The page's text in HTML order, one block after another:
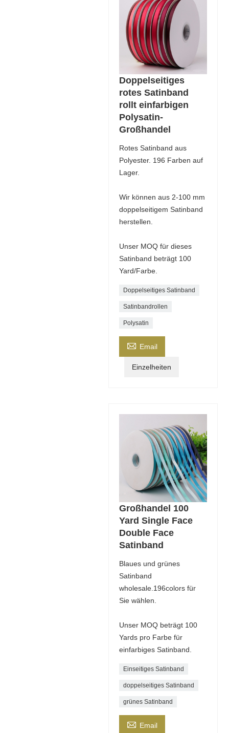
Doppelseitiges
rotes Satinband
rollt einfarbigen
Polysatin-
Großhandel
Rotes Satinband aus
Polyester. 196 Farben auf
Lager.
Wir können aus 2-100 mm
doppelseitigem Satinband
herstellen.
Unser MOQ für dieses
Satinband beträgt 100
Yard/Farbe.
Doppelseitiges Satinband
Satinbandrollen
Polysatin
 Email
Einzelheiten
Großhandel 100
Yard Single Face
Double Face
Satinband
Blaues und grünes
Satinband
wholesale.196colors für
Sie wählen.
Unser MOQ beträgt 100
Yards pro Farbe für
einfarbiges Satinband.
Einseitiges Satinband
doppelseitiges Satinband
grünes Satinband
 Email